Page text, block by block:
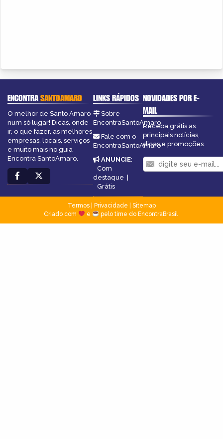
ENCONTRASANTOAMARO
O melhor de Santo Amaro
num só lugar! Dicas, onde
ir, o que fazer, as melhores
empresas, locais, serviços
e muito mais no guia
Encontra SantoAmaro.
LINKS RÁPIDOS
Sobre
EncontraSantoAmaro
Fale com o
EncontraSantoAmaro
ANUNCIE:
Com
destaque
Grátis
NOVIDADES POR E-
MAIL
Receba grátis as
principais notícias,
dicas e promoções
Termos| Privacidade
Sitemap
Criado com
e pelo time do EncontraBrasil